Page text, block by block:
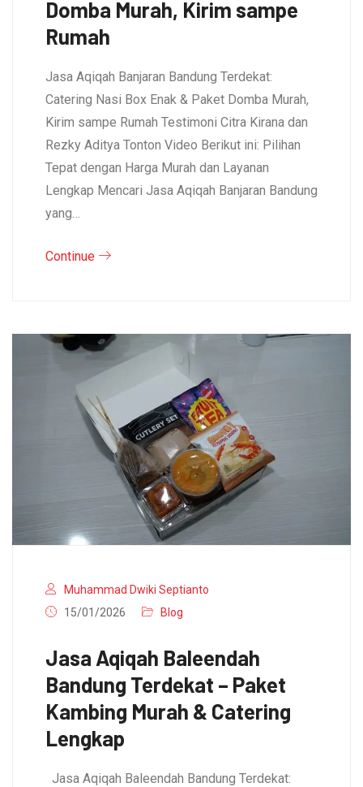
Domba Murah, Kirim sampe
Rumah
Jasa Aqiqah Banjaran Bandung Terdekat:
Catering Nasi Box Enak & Paket Domba Murah,
Kirim sampe Rumah Testimoni Citra Kirana dan
Rezky Aditya Tonton Video Berikut ini: Pilihan
Tepat dengan Harga Murah dan Layanan
Lengkap Mencari Jasa Aqiqah Banjaran Bandung
yang…
Continue
Muhammad Dwiki Septianto
15/01/2026
Blog
Jasa Aqiqah Baleendah
Bandung Terdekat – Paket
Kambing Murah & Catering
Lengkap
Jasa Aqiqah Baleendah Bandung Terdekat: